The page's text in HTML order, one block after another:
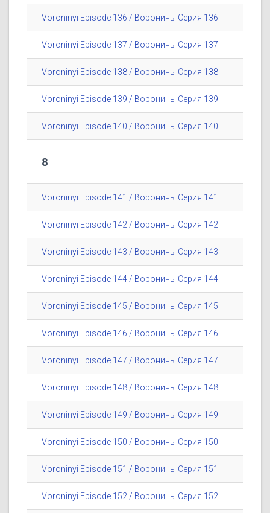
Voroninyi Episode 136 / Воронины Серия 136
Voroninyi Episode 137 / Воронины Серия 137
Voroninyi Episode 138 / Воронины Серия 138
Voroninyi Episode 139 / Воронины Серия 139
Voroninyi Episode 140 / Воронины Серия 140
8
Voroninyi Episode 141 / Воронины Серия 141
Voroninyi Episode 142 / Воронины Серия 142
Voroninyi Episode 143 / Воронины Серия 143
Voroninyi Episode 144 / Воронины Серия 144
Voroninyi Episode 145 / Воронины Серия 145
Voroninyi Episode 146 / Воронины Серия 146
Voroninyi Episode 147 / Воронины Серия 147
Voroninyi Episode 148 / Воронины Серия 148
Voroninyi Episode 149 / Воронины Серия 149
Voroninyi Episode 150 / Воронины Серия 150
Voroninyi Episode 151 / Воронины Серия 151
Voroninyi Episode 152 / Воронины Серия 152